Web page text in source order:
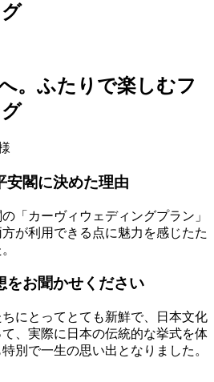
。ふたりで楽しむフ
安閣に決めた理由
「カーヴィウェディングプラン」
が利用できる点に魅力を感じたた
をお聞かせください
にとってとても新鮮で、日本文化
、実際に日本の伝統的な挙式を体
別で一生の思い出となりました。